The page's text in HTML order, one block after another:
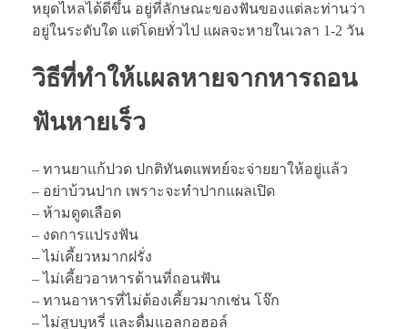
หยุดไหลได้ดีขึ้น อยู่ที่ลักษณะของฟันของแต่ละท่านว่า
อยู่ในระดับใด แต่โดยทั่วไป แผลจะหายในเวลา 1-2 วัน
วิธีที่ทำให้แผลหายจากหารถอน
ฟันหายเร็ว
– ทานยาแก้ปวด ปกติทันตแพทย์จะจ่ายยาให้อยู่แล้ว
– อย่าบ้วนปาก เพราะจะทำปากแผลเปิด
– ห้ามดูดเลือด
– งดการแปรงฟัน
– ไม่เคี้ยวหมากฝรั่ง
– ไม่เคี้ยวอาหารด้านที่ถอนฟัน
– ทานอาหารที่ไม่ต้องเคี้ยวมากเช่น โจ๊ก
– ไม่สูบบุหรี่ และดื่มแอลกอฮอล์